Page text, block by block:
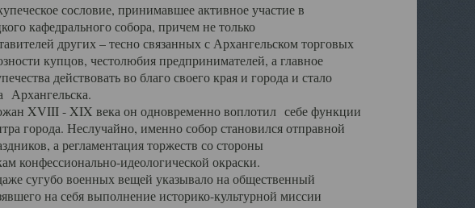
сословие, принимавшее активное участие в
кафедрального собора, причем не только
других – тесно связанных с Архангельском торговых
купцов, честолюбия предпринимателей, а главное
действовать во благо своего края и города и стало
Архангельска.
XVIII - XIX века он одновременно воплотил себе функции
города. Неслучайно, именно собор становился отправной
а регламентация торжеств со стороны
конфессионально-идеологической окраски.
сугубо военных вещей указывало на общественный
на себя выполнение историко-культурной миссии